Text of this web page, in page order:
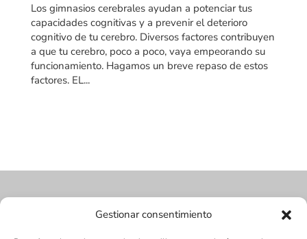
Gestionar consentimiento
Los gimnasios cerebrales ayudan a potenciar tus
capacidades cognitivas y a prevenir el deterioro
cognitivo de tu cerebro. Diversos factores contribuyen
a que tu cerebro, poco a poco, vaya empeorando su
funcionamiento. Hagamos un breve repaso de estos
factores. EL...